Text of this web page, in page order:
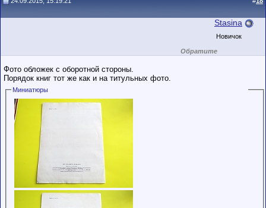
Stasina
Новичок
Обратите
внимание на
Фото обложек с оборотной стороны.
Порядок книг тот же как и на титульных фото.
Миниатюры